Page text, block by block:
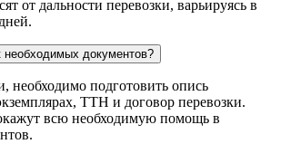
от дальности перевозки, варьируясь в
необходимых документов?
необходимо подготовить опись
ТТН и договор перевозки.
всю необходимую помощь в